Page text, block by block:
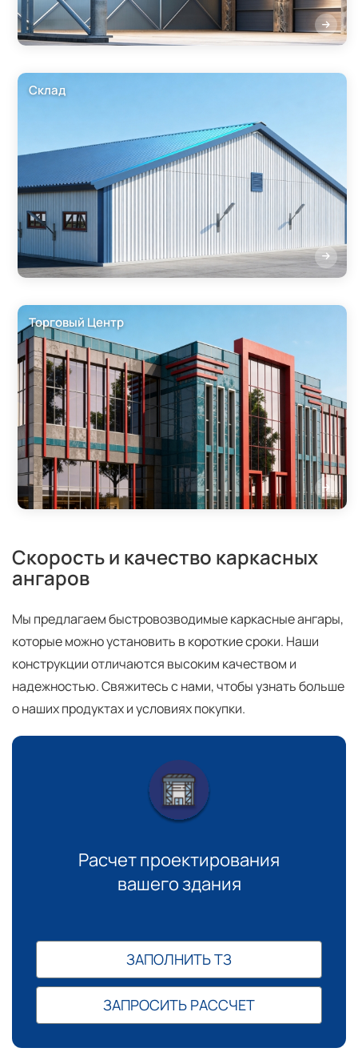
Склад
Торговый Центр
Скорость и качество каркасных
ангаров
Мы предлагаем быстровозводимые каркасные ангары,
которые можно установить в короткие сроки. Наши
конструкции отличаются высоким качеством и
надежностью. Свяжитесь с нами, чтобы узнать больше
о наших продуктах и условиях покупки.
Расчет проектирования
вашего здания
ЗАПОЛНИТЬ ТЗ
ЗАПРОСИТЬ РАССЧЕТ